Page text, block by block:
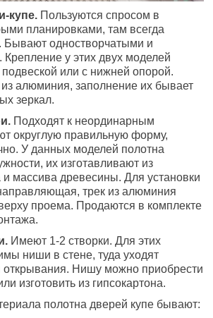
купе. Пользуются спросом в
планировками, там всегда
Бывают одностворчатыми и
Крепление у этих двух моделей
или с нижней опорой.
алюминия, заполнение их бывает
зеркал.
Подходят к неординарным
округлую правильную форму,
У данных моделей полотна
их изготавливают из
массива древесины. Для установки
трек из алюминия
проема. Продаются в комплекте
Имеют 1-2 створки. Для этих
ниши в стене, туда уходят
открывания. Нишу можно приобрести
изготовить из гипсокартона.
полотна дверей купе бывают: